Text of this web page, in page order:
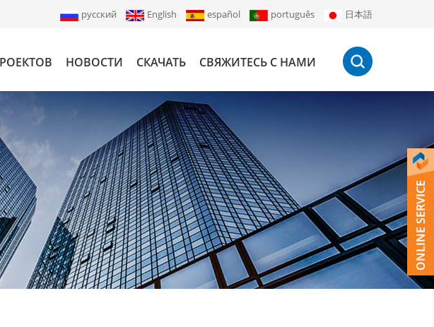
русский English español português 日本語
НОВОСТИ СКАЧАТЬ СВЯЖИТЕСЬ С НАМИ